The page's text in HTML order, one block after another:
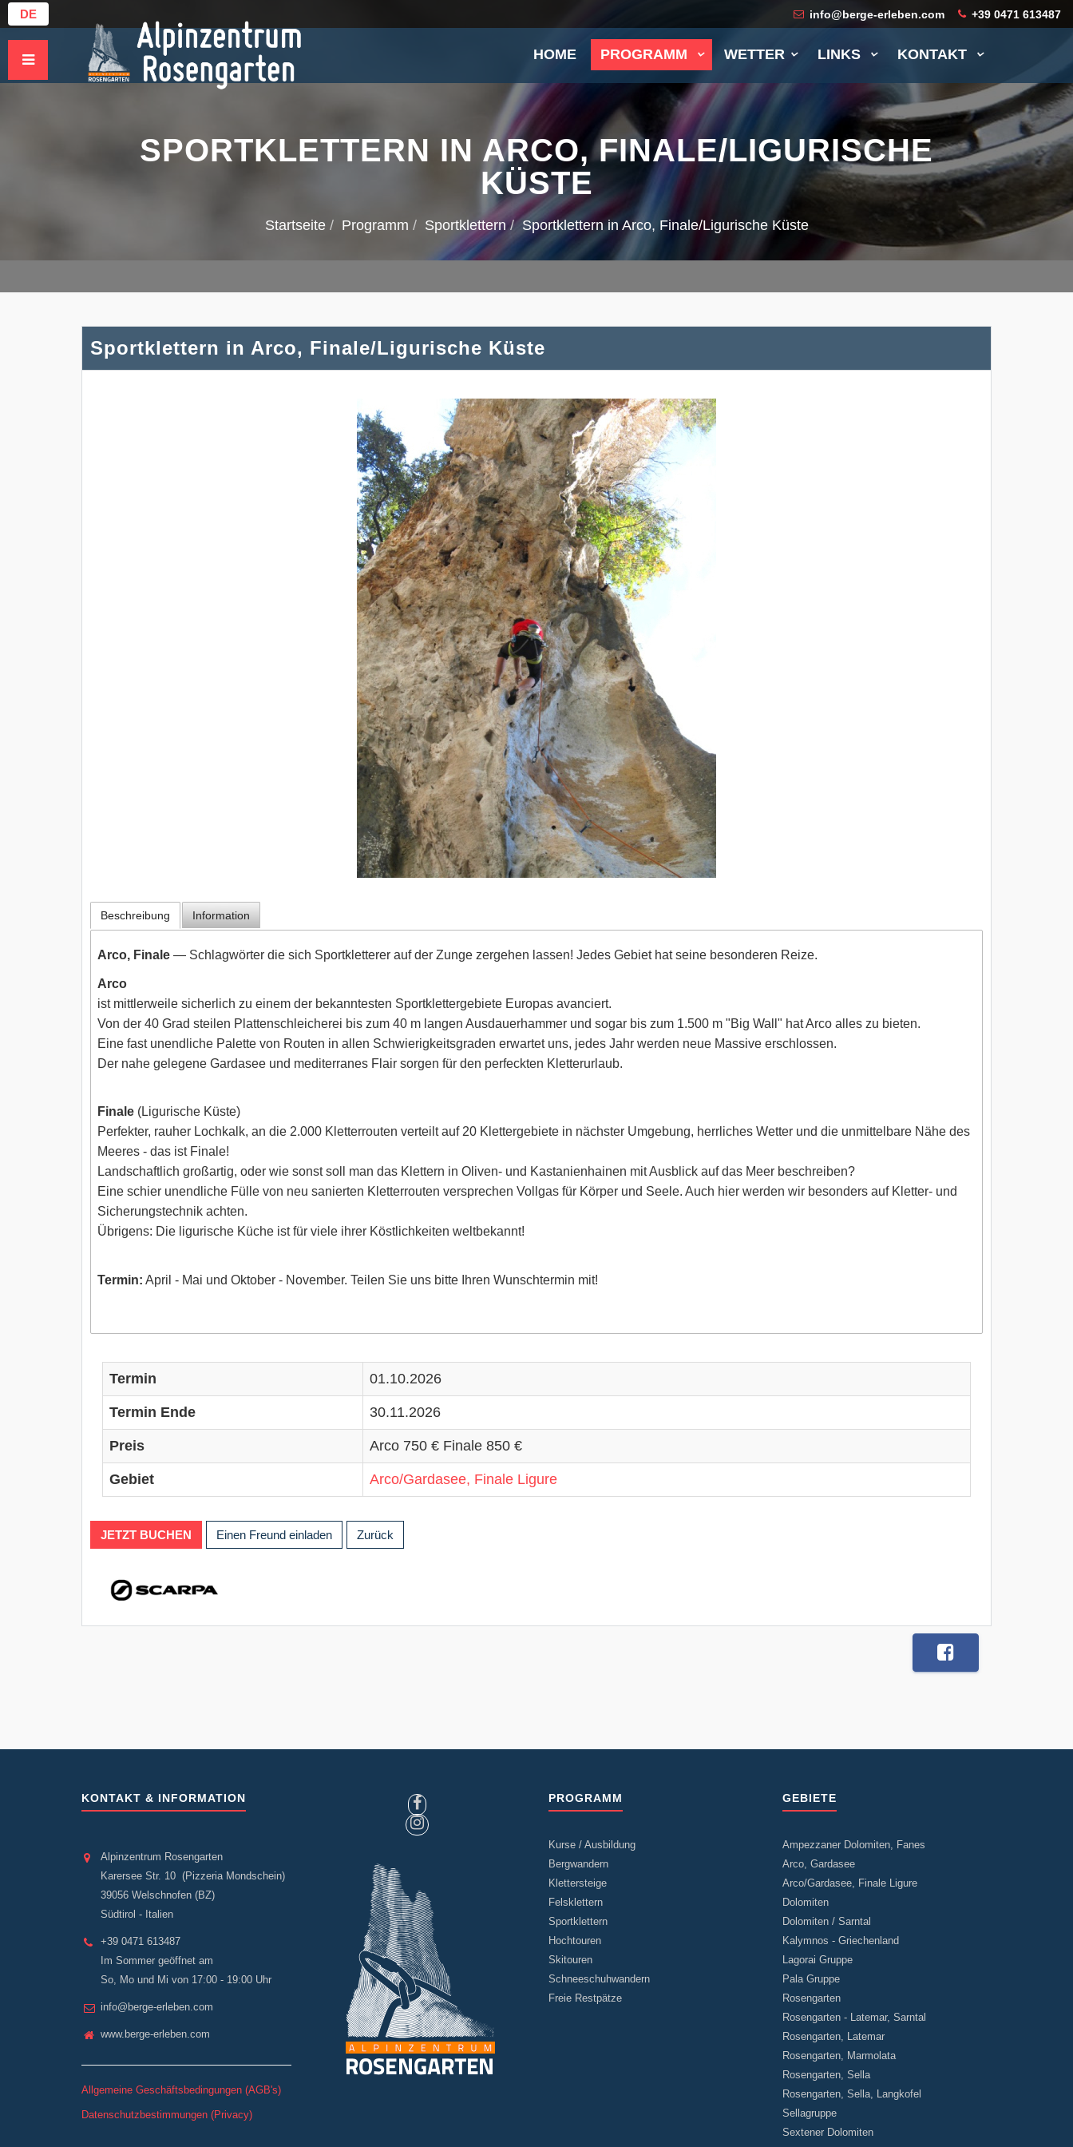
DE info@berge-erleben.com +39 0471 613487
HOME PROGRAMM WETTER LINKS KONTAKT
SPORTKLETTERN IN ARCO, FINALE/LIGURISCHE
KÜSTE
Startseite Programm Sportklettern Sportklettern in Arco, Finale/Ligurische Küste
Sportklettern in Arco, Finale/Ligurische Küste
Beschreibung Information
Arco, Finale — Schlagwörter die sich Sportkletterer auf der Zunge zergehen lassen! Jedes Gebiet hat seine besonderen Reize.
Arco
ist mittlerweile sicherlich zu einem der bekanntesten Sportklettergebiete Europas avanciert.
Von der 40 Grad steilen Plattenschleicherei bis zum 40 m langen Ausdauerhammer und sogar bis zum 1.500 m "Big Wall" hat Arco alles zu bieten.
Eine fast unendliche Palette von Routen in allen Schwierigkeitsgraden erwartet uns, jedes Jahr werden neue Massive erschlossen.
Der nahe gelegene Gardasee und mediterranes Flair sorgen für den perfeckten Kletterurlaub.
Finale (Ligurische Küste)
Perfekter, rauher Lochkalk, an die 2.000 Kletterrouten verteilt auf 20 Klettergebiete in nächster Umgebung, herrliches Wetter und die unmittelbare Nähe des
Meeres - das ist Finale!
Landschaftlich großartig, oder wie sonst soll man das Klettern in Oliven- und Kastanienhainen mit Ausblick auf das Meer beschreiben?
Eine schier unendliche Fülle von neu sanierten Kletterrouten versprechen Vollgas für Körper und Seele. Auch hier werden wir besonders auf Kletter- und
Sicherungstechnik achten.
Übrigens: Die ligurische Küche ist für viele ihrer Köstlichkeiten weltbekannt!
Termin: April - Mai und Oktober - November. Teilen Sie uns bitte Ihren Wunschtermin mit!
Termin 01.10.2026
Termin Ende 30.11.2026
Preis Arco 750 € Finale 850 €
Gebiet Arco/Gardasee, Finale Ligure
JETZT BUCHEN Einen Freund einladen Zurück
KONTAKT & INFORMATION
Alpinzentrum Rosengarten
Karersee Str. 10 (Pizzeria Mondschein)
39056 Welschnofen (BZ)
Südtirol - Italien
+39 0471 613487
Im Sommer geöffnet am
So, Mo und Mi von 17:00 - 19:00 Uhr
info@berge-erleben.com
www.berge-erleben.com
Allgemeine Geschäftsbedingungen (AGB's)
Datenschutzbestimmungen (Privacy)
PROGRAMM
Kurse / Ausbildung
Bergwandern
Klettersteige
Felsklettern
Sportklettern
Hochtouren
Skitouren
Schneeschuhwandern
Freie Restpätze
GEBIETE
Ampezzaner Dolomiten, Fanes
Arco, Gardasee
Arco/Gardasee, Finale Ligure
Dolomiten
Dolomiten / Sarntal
Kalymnos - Griechenland
Lagorai Gruppe
Pala Gruppe
Rosengarten
Rosengarten - Latemar, Sarntal
Rosengarten, Latemar
Rosengarten, Marmolata
Rosengarten, Sella
Rosengarten, Sella, Langkofel
Sellagruppe
Sextener Dolomiten